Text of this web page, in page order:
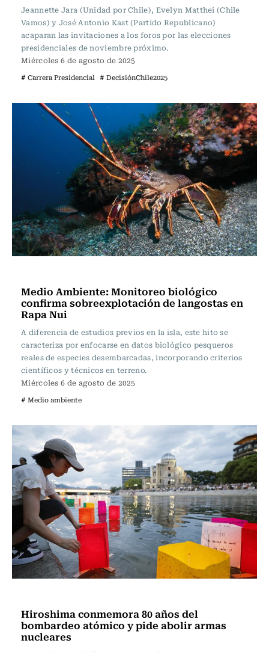
Jeannette Jara (Unidad por Chile), Evelyn Matthei (Chile
Vamos) y José Antonio Kast (Partido Republicano)
acaparan las invitaciones a los foros por las elecciones
presidenciales de noviembre próximo.
Miércoles 6 de agosto de 2025
# Carrera Presidencial # DecisiónChile2025
Medio Ambiente: Monitoreo biológico
confirma sobreexplotación de langostas en
Rapa Nui
A diferencia de estudios previos en la isla, este hito se
caracteriza por enfocarse en datos biológico pesqueros
reales de especies desembarcadas, incorporando criterios
científicos y técnicos en terreno.
Miércoles 6 de agosto de 2025
# Medio ambiente
Hiroshima conmemora 80 años del
bombardeo atómico y pide abolir armas
nucleares